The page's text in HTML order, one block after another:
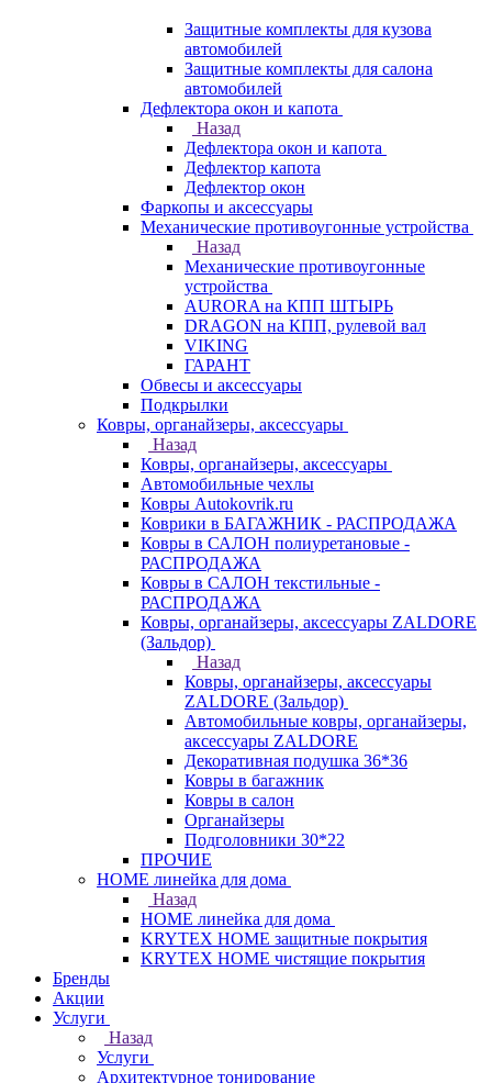
Защитные комплекты для кузова
автомобилей
Защитные комплекты для салона
автомобилей
Дефлектора окон и капота
Назад
Дефлектора окон и капота
Дефлектор капота
Дефлектор окон
Фаркопы и аксессуары
Механические противоугонные устройства
Назад
Механические противоугонные
устройства
AURORA на КПП ШТЫРЬ
DRAGON на КПП, рулевой вал
VIKING
ГАРАНТ
Обвесы и аксессуары
Подкрылки
Ковры, органайзеры, аксессуары
Назад
Ковры, органайзеры, аксессуары
Автомобильные чехлы
Ковры Autokovrik.ru
Коврики в БАГАЖНИК - РАСПРОДАЖА
Ковры в САЛОН полиуретановые -
РАСПРОДАЖА
Ковры в САЛОН текстильные -
РАСПРОДАЖА
Ковры, органайзеры, аксессуары ZALDORE
(Зальдор)
Назад
Ковры, органайзеры, аксессуары
ZALDORE (Зальдор)
Автомобильные ковры, органайзеры,
аксессуары ZALDORE
Декоративная подушка 36*36
Ковры в багажник
Ковры в салон
Органайзеры
Подголовники 30*22
ПРОЧИЕ
HOME линейка для дома
Назад
HOME линейка для дома
KRYTEX HOME защитные покрытия
KRYTEX HOME чистящие покрытия
Бренды
Акции
Услуги
Назад
Услуги
Архитектурное тонирование